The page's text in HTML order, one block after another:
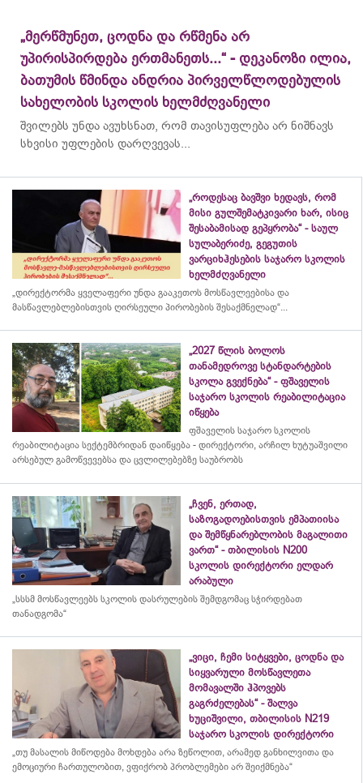
„მერწმუნეთ, ცოდნა და რწმენა არ
უპირისპირდება ერთმანეთს...“ - დეკანოზი ილია,
ბათუმის წმინდა ანდრია პირველწლოდებულის
სახელობის სკოლის ხელმძღვანელი
შვილებს უნდა ავუხსნათ, რომ თავისუფლება არ ნიშნავს
სხვისი უფლების დარღვევას...
„როდესაც ბავშვი ხედავს, რომ
მისი გულშემატკივარი ხარ, ისიც
შესაბამისად გეპყრობა“ - საულ
სულაბერიძე, გეგუთის
ვარციხჰესების საჯარო სკოლის
ხელმძღვანელი
„დირექტორმა ყველაფერი უნდა გააკეთოს მოსწავლეებისა და
მასწავლებლებისთვის ღირსეული პირობების შესაქმნელად“...
„2027 წლის ბოლოს
თანამედროვე სტანდარტების
სკოლა გვექნება“ - ფშაველის
საჯარო სკოლის რეაბილიტაცია
იწყება
ფშაველის საჯარო სკოლის
რეაბილიტაცია სექტემბრიდან დაიწყება - დირექტორი, არჩილ ხუტუაშვილი
არსებულ გამოწვევებსა და ცვლილებებზე საუბრობს
„ჩვენ, ერთად,
საზოგადოებისთვის ემპათიისა
და შემწყნარებლობის მაგალითი
ვართ“ - თბილისის N200
სკოლის დირექტორი ელდარ
არაბული
„სსსმ მოსწავლეებს სკოლის დასრულების შემდგომაც სჭირდებათ
თანადგომა“
„ვიცი, ჩემი სიტყვები, ცოდნა და
სიყვარული მოსწავლეთა
მომავალში ჰპოვებს
გაგრძელებას“ - შალვა
ხუციშვილი, თბილისის N219
საჯარო სკოლის დირექტორი
„თუ მასალის მიწოდება მოხდება არა ზეწოლით, არამედ განხილვითა და
ემოციური ჩართულობით, ვფიქრობ პრობლემები არ შეიქმნება“